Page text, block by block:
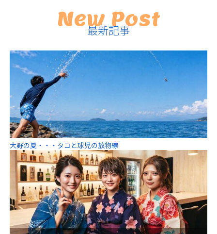
New Post
最新記事
大野の夏・・・タコと球児の放物線